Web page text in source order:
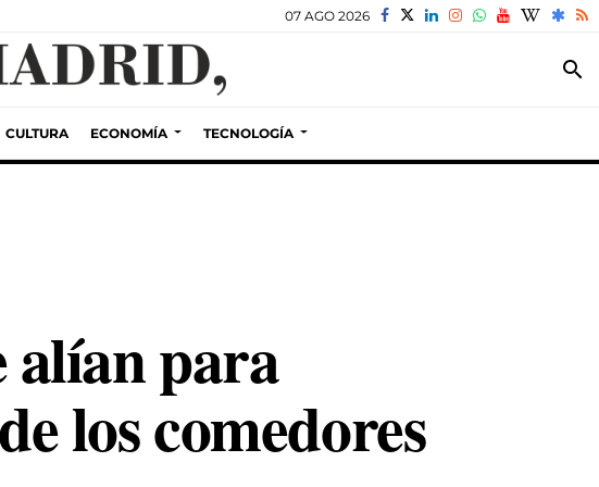
07 AGO 2026
search
CULTURA ECONOMÍA TECNOLOGÍA
alían para
los comedores